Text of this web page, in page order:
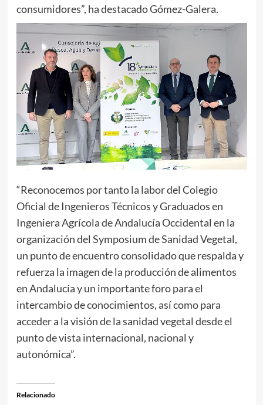
consumidores”, ha destacado Gómez-Galera.
“Reconocemos por tanto la labor del Colegio
Oficial de Ingenieros Técnicos y Graduados en
Ingeniera Agrícola de Andalucía Occidental en la
organización del Symposium de Sanidad Vegetal,
un punto de encuentro consolidado que respalda y
refuerza la imagen de la producción de alimentos
en Andalucía y un importante foro para el
intercambio de conocimientos, así como para
acceder a la visión de la sanidad vegetal desde el
punto de vista internacional, nacional y
autonómica”.
Relacionado